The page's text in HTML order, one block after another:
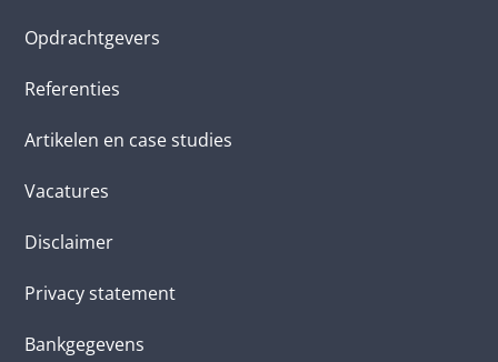
Opdrachtgevers
Referenties
Artikelen en case studies
Vacatures
Disclaimer
Privacy statement
Bankgegevens